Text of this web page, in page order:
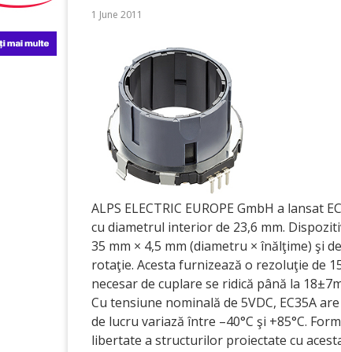
1 June 2011
ALPS ELECTRIC EUROPE GmbH a
cu diametrul interior de 23,6 mm.
35 mm × 4,5 mm (diametru × înălţime) şi
rotaţie. Acesta furnizează o rezoluţie de
necesar de cuplare se ridică până la
Cu tensiune nominală de 5VDC, EC35A
de lucru variază între –40°C şi +85°C.
libertate a structurilor proiectate cu